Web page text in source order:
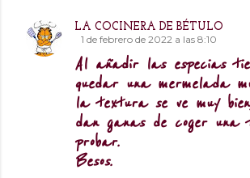
LA COCINERA DE BÉTULO
1 de febrero de 2022 a las 8:10
Al añadir las especias
quedar una mermelada
la textura se ve muy
dan ganas de coger una
probar.
Besos.